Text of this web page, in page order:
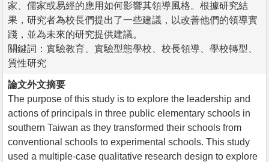
家、儒家或易經的應用如何影響其領導風格。根據研究結
果，研究者為校長們提出了一些建議，以改善他們的領導實
踐，並為未來的研究提供建議。
關鍵詞：實驗教育、實驗型態學校、校長領導、學校轉型、
質性研究
論文外文摘要
The purpose of this study is to explore the leadership and
actions of principals in three public elementary schools in
southern Taiwan as they transformed their schools from
conventional schools to experimental schools. This study
used a multiple-case qualitative research design to explore